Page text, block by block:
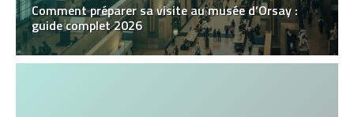
Comment préparer sa visite au musée d’Orsay :
guide complet 2026